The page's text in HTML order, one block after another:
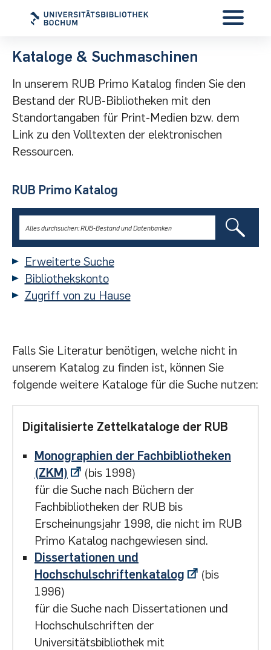
Kataloge & Suchmaschinen
In unserem RUB Primo Katalog finden Sie den
Bestand der RUB-Bibliotheken mit den
Standortangaben für Print-Medien bzw. dem
Link zu den Volltexten der elektronischen
Ressourcen.
RUB Primo Katalog
Erweiterte Suche
Bibliothekskonto
Zugriff von zu Hause
Falls Sie Literatur benötigen, welche nicht in
unserem Katalog zu finden ist, können Sie
folgende weitere Kataloge für die Suche nutzen:
Digitalisierte Zettelkataloge der RUB
Monographien der Fachbibliotheken
(ZKM)
(bis 1998)
für die Suche nach Büchern der
Fachbibliotheken der RUB bis
Erscheinungsjahr 1998, die nicht im RUB
Primo Katalog nachgewiesen sind.
Dissertationen und
Hochschulschriftenkatalog
(bis
1996)
für die Suche nach Dissertationen und
Hochschulschriften der
Universitätsbibliothek mit